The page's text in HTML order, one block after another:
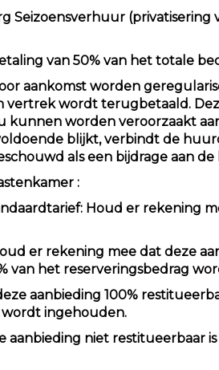
Seizoensverhuur
van 50% van het totale
aankomst worden
vertrek wordt terugbetaald.
kunnen worden veroorzaakt
blijkt, verbindt de
als een bijdrage aan
:
Houd er rekening
er rekening mee dat deze
van het reserveringsbedrag
aanbieding 100%
wordt ingehouden.
niet restitueerbaar